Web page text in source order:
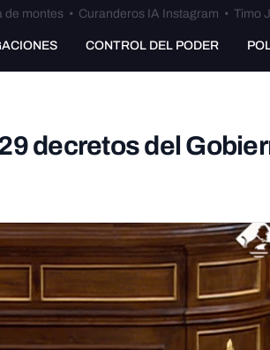
de montes• Curanderos IA Instagram • Timo
CONTROL DEL PODER
decretos del